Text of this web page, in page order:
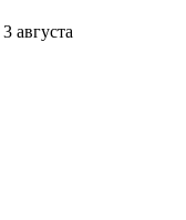
3 августа